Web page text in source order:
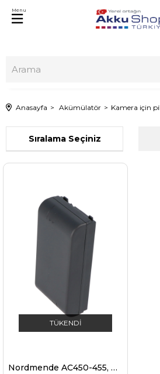
Menu
Anasayfa Akümülatör Kamera için pil
Sıralama
TÜKENDI
Nordmende AC450-455, CV303-CV461 için uygun AccuCell pil